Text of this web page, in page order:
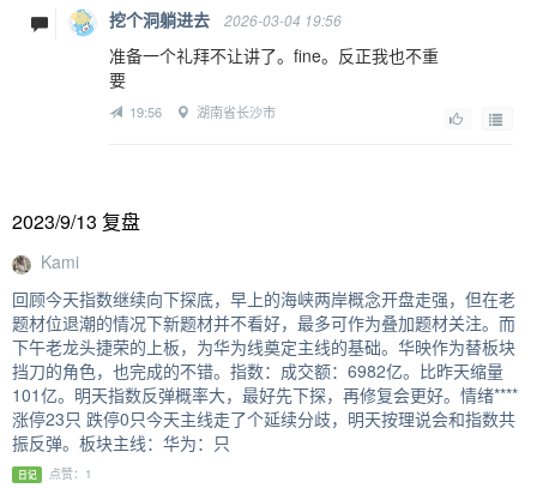
挖个洞躺进去 2026-03-04 19:56
准备一个礼拜不让讲了。fine。反正我也不重
要
19:56 湖南省长沙市
2023/9/13 复盘
Kami
回顾今天指数继续向下探底，早上的海峡两岸概念开盘走强，但在老
题材位退潮的情况下新题材并不看好，最多可作为叠加题材关注。而
下午老龙头捷荣的上板，为华为线奠定主线的基础。华映作为替板块
挡刀的角色，也完成的不错。指数：成交额：6982亿。比昨天缩量
101亿。明天指数反弹概率大，最好先下探，再修复会更好。情绪****
涨停23只 跌停0只今天主线走了个延续分歧，明天按理说会和指数共
振反弹。板块主线：华为：只
日记 点赞：1